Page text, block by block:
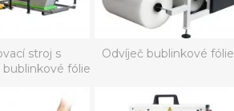
stroj s
fólie
Odvíječ bublinkové fólie